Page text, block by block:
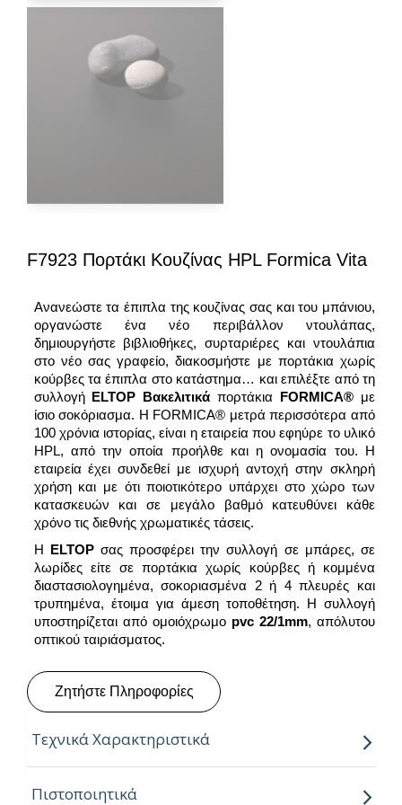
F7923 Πορτάκι Κουζίνας HPL Formica Vita
Ανανεώστε τα έπιπλα της κουζίνας σας και του μπάνιου,
οργανώστε ένα νέο περιβάλλον ντουλάπας,
δημιουργήστε βιβλιοθήκες, συρταριέρες και ντουλάπια
στο νέο σας γραφείο, διακοσμήστε με πορτάκια χωρίς
κούρβες τα έπιπλα στο κατάστημα… και επιλέξτε από τη
συλλογήELTOP Bακελιτικά πορτάκια FORMICA® με
ίσιο σοκόριασμα. Η FORMICA® μετρά περισσότερα από
100 χρόνια ιστορίας, είναι η εταιρεία που εφηύρε το υλικό
HPL, από την οποία προήλθε και η ονομασία του. Η
εταιρεία έχει συνδεθεί με ισχυρή αντοχή στην σκληρή
χρήση και με ότι ποιοτικότερο υπάρχει στο χώρο των
κατασκευών και σε μεγάλο βαθμό κατευθύνει κάθε
χρόνο τις διεθνής χρωματικές τάσεις.
Η ELTOPσας προσφέρει την συλλογή σε μπάρες, σε
λωρίδες είτε σε πορτάκια χωρίς κούρβες ή κομμένα
διαστασιολογημένα, σοκοριασμένα 2 ή 4 πλευρές και
τρυπημένα, έτοιμα για άμεση τοποθέτηση. Η συλλογή
υποστηρίζεται από ομοιόχρωμο pvc 22/1mm, απόλυτου
οπτικού ταιριάσματος.
Ζητήστε Πληροφορίες
Τεχνικά Χαρακτηριστικά
Παραγόμενα πάχη:
Πιστοποιητικά